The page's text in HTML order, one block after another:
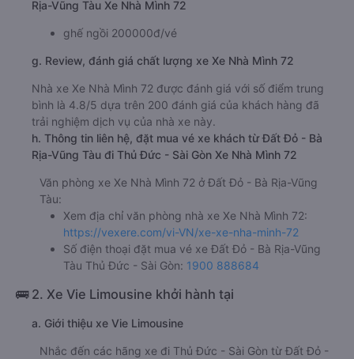
Rịa-Vũng Tàu Xe Nhà Mình 72
ghế ngồi 200000đ/vé
g. Review, đánh giá chất lượng xe Xe Nhà Mình 72
Nhà xe Xe Nhà Mình 72 được đánh giá với số điểm trung
bình là 4.8/5 dựa trên 200 đánh giá của khách hàng đã
trải nghiệm dịch vụ của nhà xe này.
h. Thông tin liên hệ, đặt mua vé xe khách từ Đất Đỏ - Bà
Rịa-Vũng Tàu đi Thủ Đức - Sài Gòn Xe Nhà Mình 72
Văn phòng xe Xe Nhà Mình 72 ở Đất Đỏ - Bà Rịa-Vũng
Tàu:
Xem địa chỉ văn phòng nhà xe Xe Nhà Mình 72:
https://vexere.com/vi-VN/xe-xe-nha-minh-72
Số điện thoại đặt mua vé xe Đất Đỏ - Bà Rịa-Vũng
Tàu Thủ Đức - Sài Gòn: 1900 888684
🚌 2. Xe Vie Limousine khởi hành tại
a. Giới thiệu xe Vie Limousine
Nhắc đến các hãng xe đi Thủ Đức - Sài Gòn từ Đất Đỏ -